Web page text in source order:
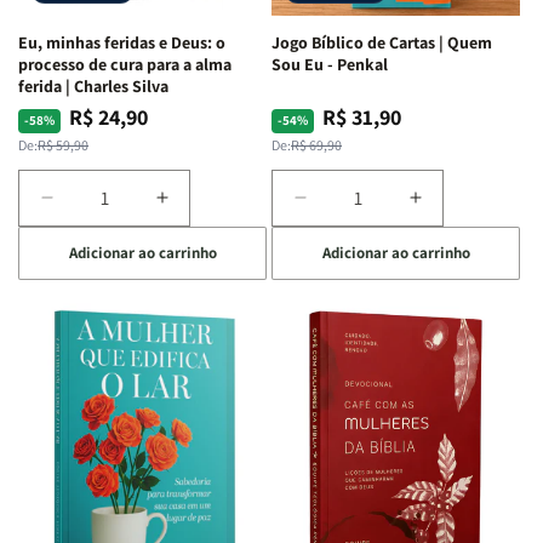
Espirituais
|
Estela
Espirituais
|
Eu, minhas feridas e Deus: o
processo de cura para a alma
ferida | Charles Silva
-58%
Preço
normal
De:R$ 59,90
Preço
promocional
R$ 24,90
Diminuir
a
quantidade
de
Eu,
minhas
feridas
e
Deus:
o
processo
de
cura
Aumentar
a
quantidade
de
Eu,
minhas
feridas
e
Deus:
o
processo
de
cura
Adicionar ao carrinho
Jogo Bíblico de Cartas | Quem
Sou Eu - Penkal
-54%
Preço
normal
De:R$ 69,90
Preço
promocional
R$ 31,90
Diminuir
a
quantidade
de
Jogo
Bíblico
de
Cartas
Quem
Sou
Eu
Aumentar
a
quantidade
de
Jogo
Bíblico
Cartas
|
Quem
Sou
Eu
-
Adicionar ao carrinho